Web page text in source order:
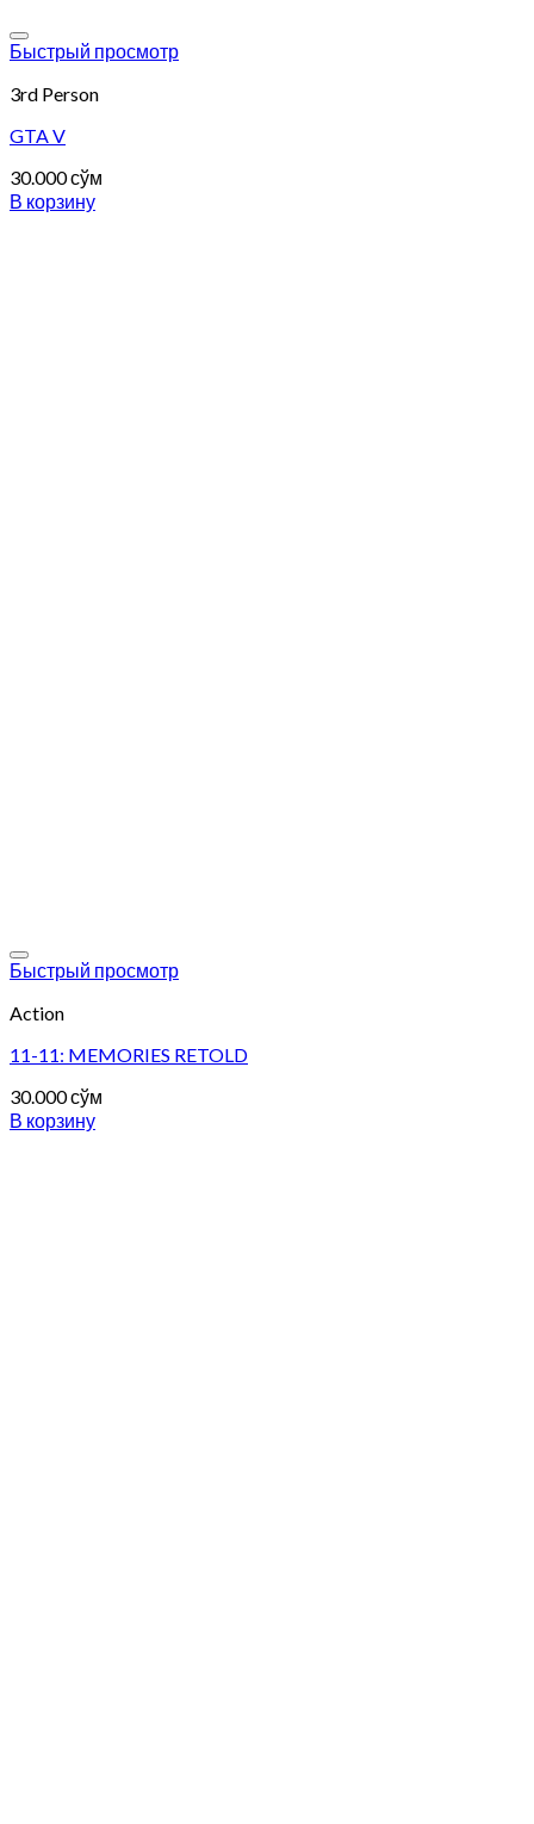
Быстрый просмотр
3rd Person
GTA V
30.000сўм
В корзину
Быстрый просмотр
Action
11-11: MEMORIES RETOLD
30.000сўм
В корзину